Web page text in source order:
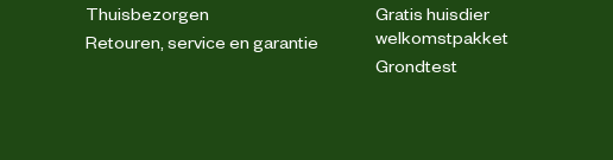
Thuisbezorgen
Retouren, service en garantie
Gratis huisdier
welkomstpakket
Grondtest